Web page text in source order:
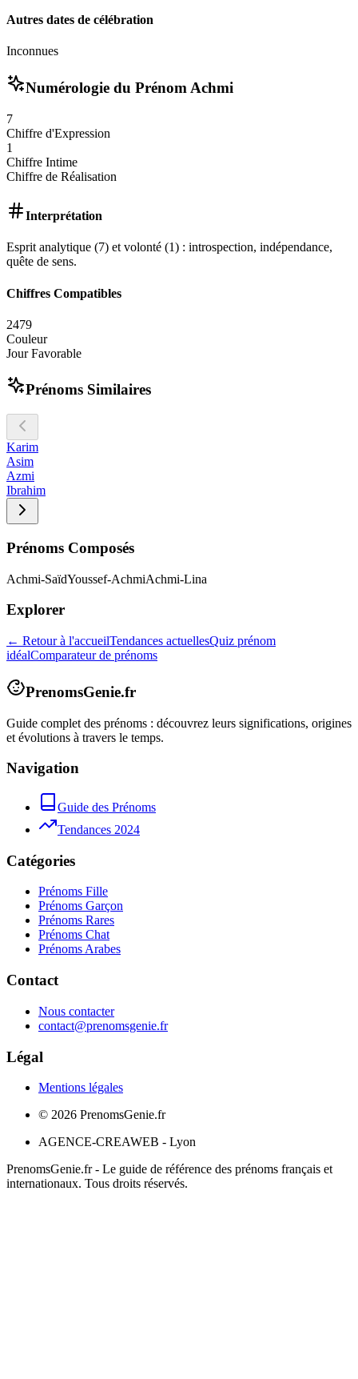
Autres dates de célébration
Inconnues
Numérologie du Prénom Achmi
7
Chiffre d'Expression
1
Chiffre Intime
Chiffre de Réalisation
Interprétation
Esprit analytique (7) et volonté (1) : introspection, indépendance,
quête de sens.
Chiffres Compatibles
2479
Couleur
Jour Favorable
Prénoms Similaires
Karim
Asim
Azmi
Ibrahim
Prénoms Composés
Achmi-SaïdYoussef-AchmiAchmi-Lina
Explorer
← Retour à l'accueilTendances actuellesQuiz prénom
idéalComparateur de prénoms
PrenomsGenie.fr
Guide complet des prénoms : découvrez leurs significations, origines
et évolutions à travers le temps.
Navigation
Guide des Prénoms
Tendances 2024
Catégories
Prénoms Fille
Prénoms Garçon
Prénoms Rares
Prénoms Chat
Prénoms Arabes
Contact
Nous contacter
contact@prenomsgenie.fr
Légal
Mentions légales
© 2026 PrenomsGenie.fr
AGENCE-CREAWEB - Lyon
PrenomsGenie.fr - Le guide de référence des prénoms français et
internationaux. Tous droits réservés.